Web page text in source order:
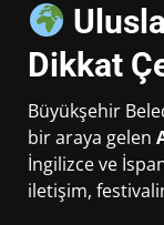
Dikkat
Büyükşehir
bir araya gelen
İngilizce ve
iletişim,